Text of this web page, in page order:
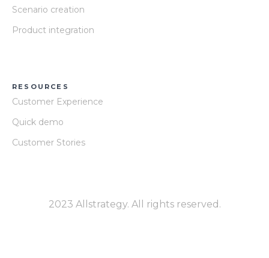
Scenario creation
Product integration
RESOURCES
Customer Experience
Quick demo
Customer Stories
2023 Allstrategy. All rights reserved.